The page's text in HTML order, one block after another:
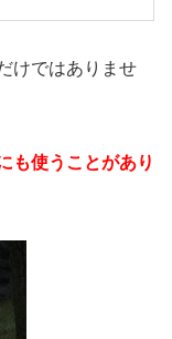
けではありませ
も使うことがあり